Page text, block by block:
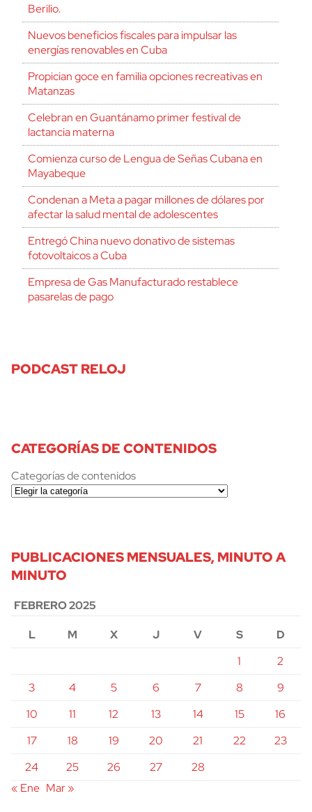
Berilio.
Nuevos beneficios fiscales para impulsar las
energías renovables en Cuba
Propician goce en familia opciones recreativas en
Matanzas
Celebran en Guantánamo primer festival de
lactancia materna
Comienza curso de Lengua de Señas Cubana en
Mayabeque
Condenan a Meta a pagar millones de dólares por
afectar la salud mental de adolescentes
Entregó China nuevo donativo de sistemas
fotovoltaicos a Cuba
Empresa de Gas Manufacturado restablece
pasarelas de pago
PODCAST RELOJ
CATEGORÍAS DE CONTENIDOS
Categorías de contenidos
PUBLICACIONES MENSUALES, MINUTO A
MINUTO
FEBRERO 2025
L
M X J V S
D
1
2
3
4 5 6 7 8
9
10
11 12 13 14 15
16
17
18 19 20 21 22
23
24
25 26 27
28
« Ene Mar »